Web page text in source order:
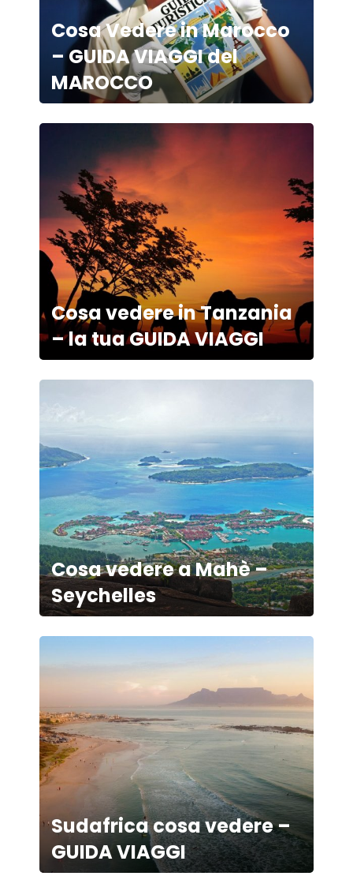
Cosa Vedere in Marocco
– GUIDA VIAGGI del
MAROCCO
Cosa vedere in Tanzania
– la tua GUIDA VIAGGI
Cosa vedere a Mahè –
Seychelles
Sudafrica cosa vedere –
GUIDA VIAGGI